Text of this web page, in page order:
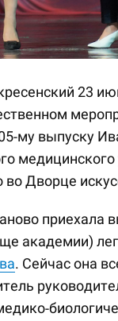
23
му выпуску
медицинского
Дворце
приехала
академии)
. Сейчас она